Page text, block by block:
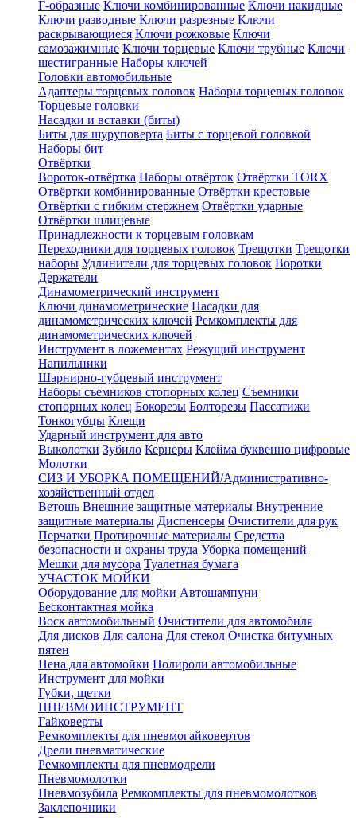
Г-образные Ключи комбинированные Ключи накидные
Ключи разводные Ключи разрезные Ключи
раскрывающиеся Ключи рожковые Ключи
самозажимные Ключи торцевые Ключи трубные Ключи
шестигранные Наборы ключей
Головки автомобильные
Адаптеры торцевых головок Наборы торцевых головок
Торцевые головки
Насадки и вставки (биты)
Биты для шуруповерта Биты с торцевой головкой
Наборы бит
Отвёртки
Вороток-отвёртка Наборы отвёрток Отвёртки TORX
Отвёртки комбинированные Отвёртки крестовые
Отвёртки с гибким стержнем Отвёртки ударные
Отвёртки шлицевые
Принадлежности к торцевым головкам
Переходники для торцевых головок Трещотки Трещотки
наборы Удлинители для торцевых головок Воротки
Держатели
Динамометрический инструмент
Ключи динамометрические Насадки для
динамометрических ключей Ремкомплекты для
динамометрических ключей
Инструмент в ложементах Режущий инструмент
Напильники
Шарнирно-губцевый инструмент
Наборы съемников стопорных колец Съемники
стопорных колец Бокорезы Болторезы Пассатижи
Тонкогубцы Клещи
Ударный инструмент для авто
Выколотки Зубило Кернеры Клейма буквенно цифровые
Молотки
СИЗ И УБОРКА ПОМЕЩЕНИЙ/Административно-
хозяйственный отдел
Ветошь Внешние защитные материалы Внутренние
защитные материалы Диспенсеры Очистители для рук
Перчатки Протирочные материалы Средства
безопасности и охраны труда Уборка помещений
Мешки для мусора Туалетная бумага
УЧАСТОК МОЙКИ
Оборудование для мойки Автошампуни
Бесконтактная мойка
Воск автомобильный Очистители для автомобиля
Для дисков Для салона Для стекол Очистка битумных
пятен
Пена для автомойки Полироли автомобильные
Инструмент для мойки
Губки, щетки
ПНЕВМОИНСТРУМЕНТ
Гайковерты
Ремкомплекты для пневмогайковертов
Дрели пневматические
Ремкомплекты для пневмодрели
Пневмомолотки
Пневмозубила Ремкомплекты для пневмомолотков
Заклепочники